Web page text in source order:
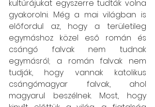
kultúrájukat egyszerre tudták volna
gyakorolni. Még a mai világban is
előfordul az, hogy a területileg
egymáshoz közel eső román és
csángó falvak nem tudnak
egymásról; a román falvak nem
tudják, hogy vannak katolikus
csángómagyar falvak, ahol
magyarul beszélnek. Most, hogy